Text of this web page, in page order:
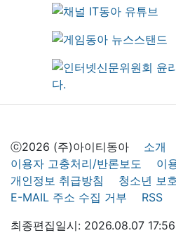
ⓒ2026 (주)아이티동아 소개
이용자 고충처리/반론보도
이
개인정보 취급방침
청소년 보
E-MAIL 주소 수집 거부
RSS
최종편집일시: 2026.08.07 17:56